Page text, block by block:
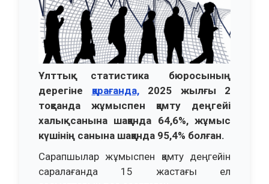
Ұлттық статистика бюросының
дерегіне қарағанда,2025 жылғы 2
тоқсанда жұмыспен қамту деңгейі
халық санына шаққанда 64,6%, жұмыс
күшінің санына шаққанда 95,4% болған.
Сарапшылар жұмыспен қамту деңгейін
саралағанда 15 жастағы ел